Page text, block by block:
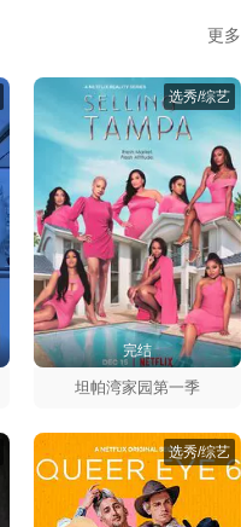
更多
完结
选秀/综艺
坦帕湾家园第一季
选秀/综艺